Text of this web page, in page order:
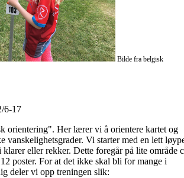
Bilde fra belgisk
6-17
orientering". Her lærer vi å orientere kartet og
vanskelighetsgrader. Vi starter med en lett
klarer eller rekker. Dette foregår på lite område
poster. For at det ikke skal bli for mange i
deler vi opp treningen slik: